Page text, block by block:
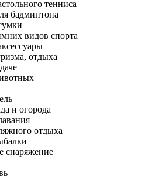
тенниса
бадминтона
видов спорта
отдыха
и огорода
отдыха
снаряжение